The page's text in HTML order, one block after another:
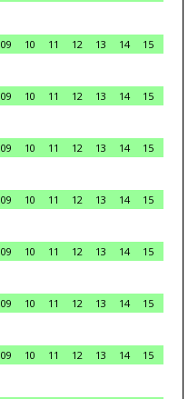
09 10 11 12 13 14
15
09 10 11 12 13 14
15
09 10 11 12 13 14
15
09 10 11 12 13 14
15
09 10 11 12 13 14
15
09 10 11 12 13 14
15
09 10 11 12 13 14
15